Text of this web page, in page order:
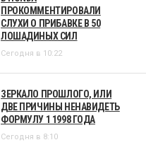
ПРОКОММЕНТИРОВАЛИ
СЛУХИ О ПРИБАВКЕ В 50
ЛОШАДИНЫХ СИЛ
Сегодня в 10:22
ЗЕРКАЛО ПРОШЛОГО, ИЛИ
ДВЕ ПРИЧИНЫ НЕНАВИДЕТЬ
ФОРМУЛУ 1 1998 ГОДА
Сегодня в 8:10